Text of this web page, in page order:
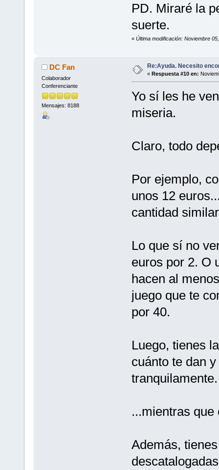
PD. Miraré la
suerte.
« Última modificación: Noviembre
DC Fan
Colaborador
Conferenciante
Mensajes: 8188
Re:Ayuda. Necesito
« Respuesta #10 en:
Yo sí les he
miseria.
Claro, todo
Por ejemplo,
unos 12
cantidad
Lo que sí no
euros por 2. O
hacen al
juego que te
por 40.
Luego, tienes
cuánto te dan
tranquilamente.
...mientras que
Además,